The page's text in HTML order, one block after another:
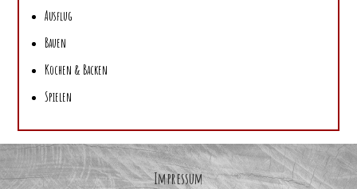
Ausflug
Bauen
Kochen & Backen
Spielen
Impressum